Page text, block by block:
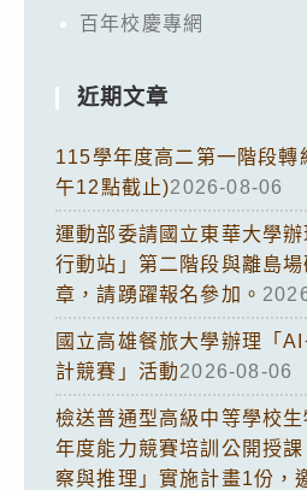
百年校慶專網
近期文章
115學年度高二第一階段轉
午12點截止)2026-08-06
運動部委請國立東華大學
行動站」第二階段與離島
章，請踴躍報名參加。
國立高雄餐旅大學辦理「
計競賽」活動2026-08-06
檢送普通型高級中等學校
年度能力競賽培訓公開授
察與推理」實施計畫1份，